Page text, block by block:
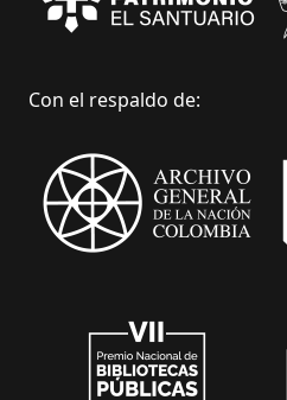
Con el respaldo de: